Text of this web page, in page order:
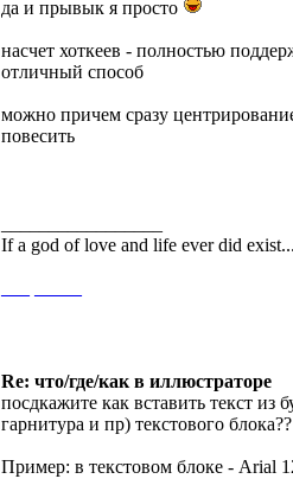
да и прывык я просто
насчет хоткеев - полностью
отличный способ
можно причем сразу
повесить
If a god of love and life ever did
Re: что/где/как в иллюстраторе
посдкажите как вставить текст из
гарнитура и пр) текстового блока??
Пример: в текстовом блоке - Arial